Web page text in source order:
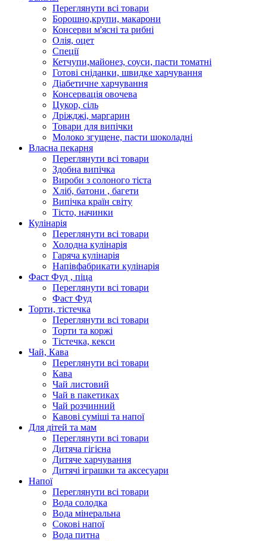
Переглянути всі товари
Борошно,крупи, макарони
Консерви м'ясні та рибні
Олія, оцет
Спеції
Кетчупи,майонез, соуси, пасти томатні
Готові сніданки, швидке харчування
Діабетичне харчування
Консервація овочева
Цукор, сіль
Дріжджі, маргарин
Товари для випічки
Молоко згущене, пасти шоколадні
Власна пекарня
Переглянути всі товари
Здобна випічка
Вироби з солоного тіста
Хліб, батони , багети
Випічка країн світу
Тісто, начинки
Кулінарія
Переглянути всі товари
Холодна кулінарія
Гаряча кулінарія
Напівфабрикати кулінарія
Фаст Фуд , піца
Переглянути всі товари
Фаст Фуд
Торти, тістечка
Переглянути всі товари
Торти та коржі
Тістечка, кекси
Чай, Кава
Переглянути всі товари
Кава
Чай листовий
Чай в пакетиках
Чай розчинний
Кавові суміші та напої
Для дітей та мам
Переглянути всі товари
Дитяча гігієна
Дитяче харчування
Дитячі іграшки та аксесуари
Напої
Переглянути всі товари
Вода солодка
Вода мінеральна
Сокові напої
Вода питна